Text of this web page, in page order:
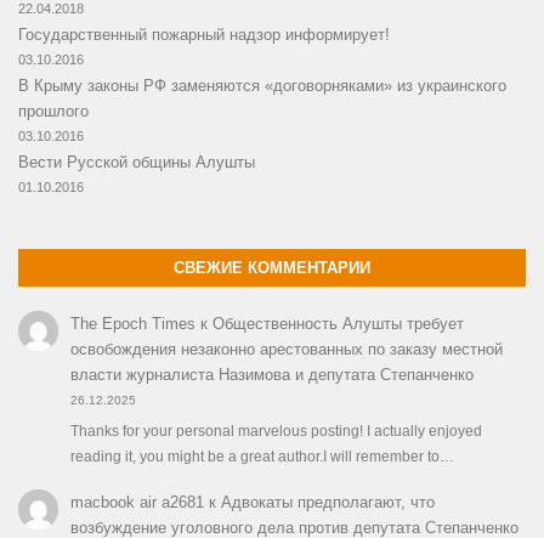
22.04.2018
Государственный пожарный надзор информирует!
03.10.2016
В Крыму законы РФ заменяются «договорняками» из украинского
прошлого
03.10.2016
Вести Русской общины Алушты
01.10.2016
СВЕЖИЕ КОММЕНТАРИИ
The Epoch Times к Общественность Алушты требует
освобождения незаконно арестованных по заказу местной
власти журналиста Назимова и депутата Степанченко
26.12.2025
Thanks for your personal marvelous posting! I actually enjoyed
reading it, you might be a great author.I will remember to…
macbook air a2681 к Адвокаты предполагают, что
возбуждение уголовного дела против депутата Степанченко